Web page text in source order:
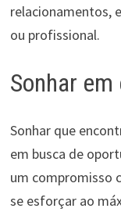
relacionamentos,
ou profissional.
Sonhar
Sonhar que
em busca de
um compromisso
se esforçar ao